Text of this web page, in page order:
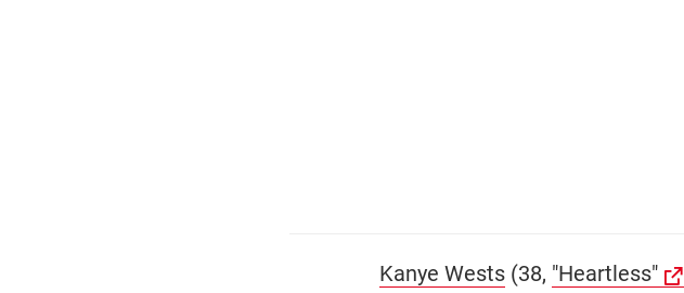
Kanye Wests(38, "Heartless"